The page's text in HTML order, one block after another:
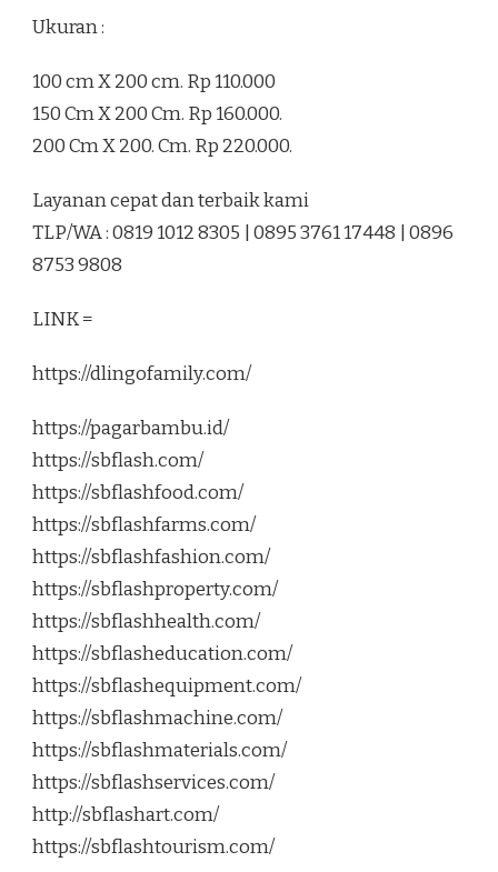
Ukuran :
100 cm X 200 cm. Rp 110.000
150 Cm X 200 Cm. Rp 160.000.
200 Cm X 200. Cm. Rp 220.000.
Layanan cepat dan terbaik kami
TLP/WA : 0819 1012 8305 | 0895 3761 17448 | 0896
8753 9808
LINK =
https://dlingofamily.com/
https://pagarbambu.id/
https://sbflash.com/
https://sbflashfood.com/
https://sbflashfarms.com/
https://sbflashfashion.com/
https://sbflashproperty.com/
https://sbflashhealth.com/
https://sbflasheducation.com/
https://sbflashequipment.com/
https://sbflashmachine.com/
https://sbflashmaterials.com/
https://sbflashservices.com/
http://sbflashart.com/
https://sbflashtourism.com/